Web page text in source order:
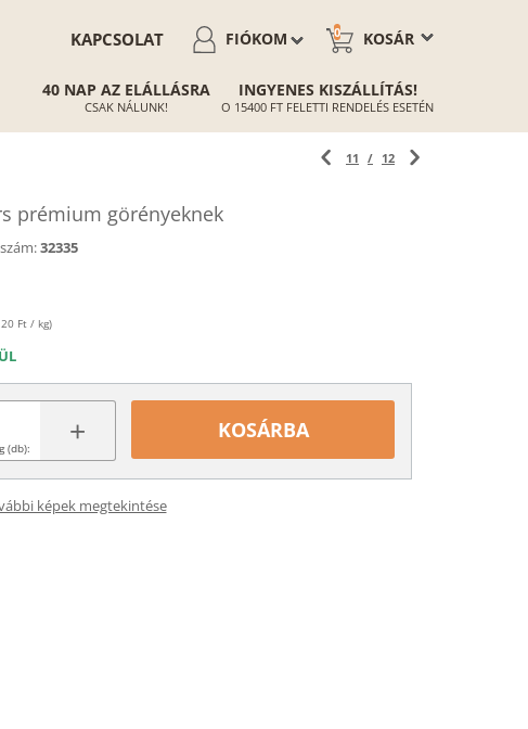
KOSÁR
0
FIÓKOM
KAPCSOLAT
40 NAP AZ ELÁLLÁSRA
CSAK NÁLUNK!
INGYENES KISZÁLLÍTÁS!
O 15400 FT FELETTI RENDELÉS ESETÉN
11 / 12
prémium görényeknek
32335
Ft / kg)
+
(db):
KOSÁRBA
képek megtekintése